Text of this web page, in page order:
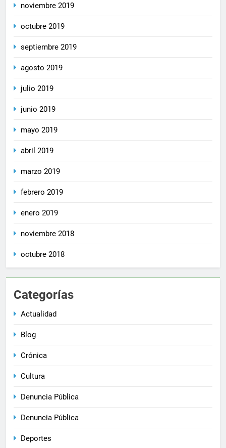
noviembre 2019
octubre 2019
septiembre 2019
agosto 2019
julio 2019
junio 2019
mayo 2019
abril 2019
marzo 2019
febrero 2019
enero 2019
noviembre 2018
octubre 2018
Categorías
Actualidad
Blog
Crónica
Cultura
Denuncia Pública
Denuncia Pública
Deportes